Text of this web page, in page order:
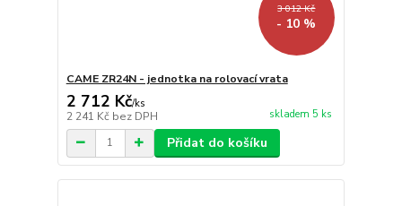
3 012 Kč
- 10 %
CAME ZR24N - jednotka na rolovací vrata
2 712 Kč/ks
2 241 Kč bez DPH skladem 5 ks
Přidat do košíku